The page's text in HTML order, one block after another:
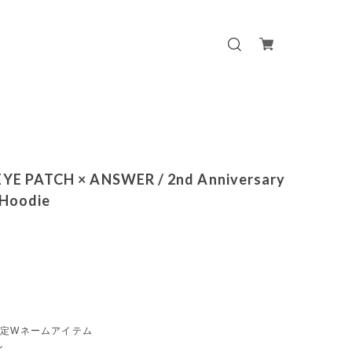
PATCH × ANSWER / 2nd Anniversary
Wネームアイテム